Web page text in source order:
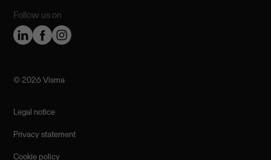
Follow us on
©️ 2026 Visma
Legal notice
Privacy statement
Cookie policy